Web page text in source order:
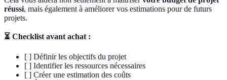
réussi, mais également à améliorer vos estimations pour de futurs
projets.
⏳ Checklist avant achat :
[ ] Définir les objectifs du projet
[ ] Identifier les ressources nécessaires
[ ] Créer une estimation des coûts